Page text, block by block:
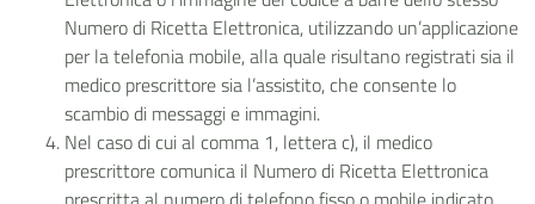
Numero di Ricetta Elettronica, utilizzando un’applicazione
per la telefonia mobile, alla quale risultano registrati sia il
medico prescrittore sia l’assistito, che consente lo
scambio di messaggi e immagini.
Nel caso di cui al comma 1, lettera c), il medico
prescrittore comunica il Numero di Ricetta Elettronica